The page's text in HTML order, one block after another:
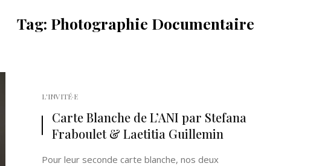
Tag: Photographie Documentaire
L'INVITÉ·E
Carte Blanche de L’ANI par Stefana
Fraboulet & Laetitia Guillemin
Pour leur seconde carte blanche, nos deux